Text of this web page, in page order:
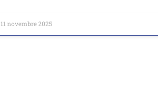
11 novembre 2025